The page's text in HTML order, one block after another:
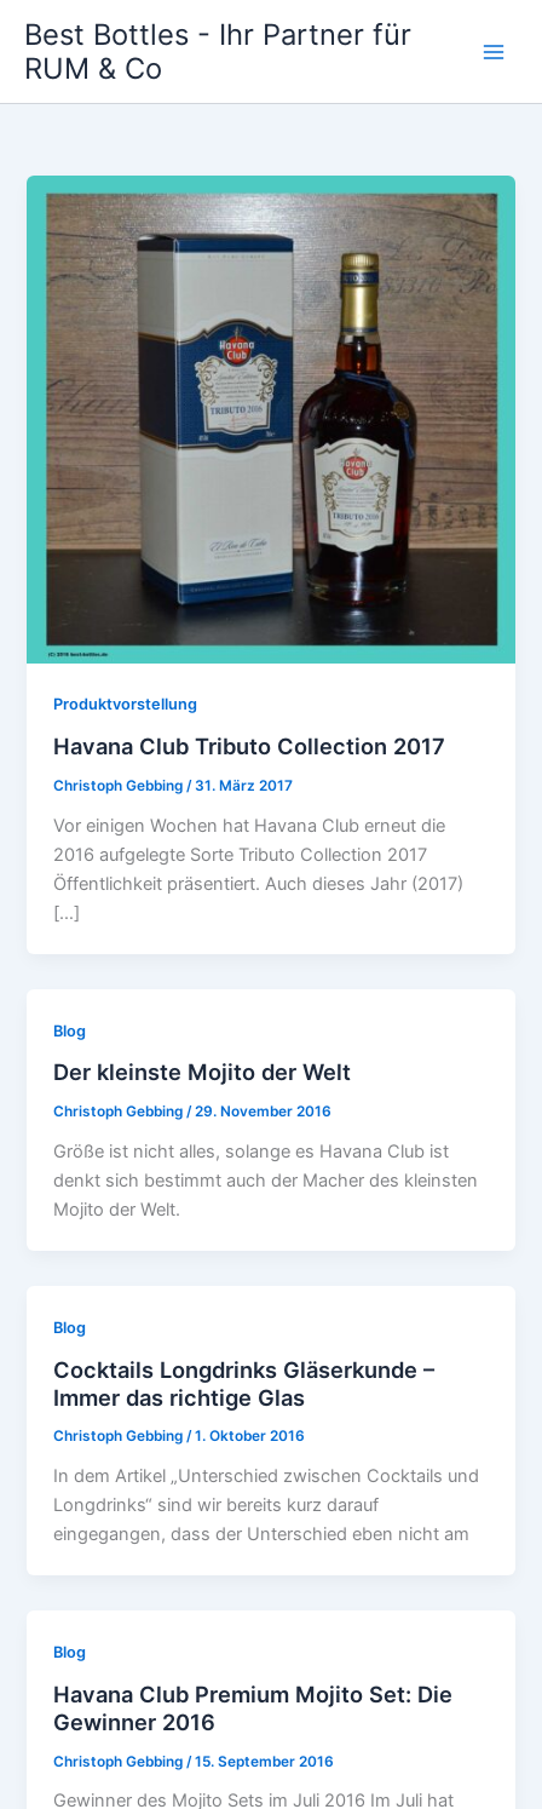
Inhalt
springen
Best Bottles - Ihr Partner für
RUM & Co
Produktvorstellung
Havana Club Tributo Collection 2017
Christoph Gebbing/31. März 2017
Vor einigen Wochen hat Havana Club erneut die
2016 aufgelegte Sorte Tributo Collection 2017
Öffentlichkeit präsentiert. Auch dieses Jahr (2017)
[…]
Blog
Der kleinste Mojito der Welt
Christoph Gebbing/29. November 2016
Größe ist nicht alles, solange es Havana Club ist
denkt sich bestimmt auch der Macher des kleinsten
Mojito der Welt.
Blog
Cocktails Longdrinks Gläserkunde –
Immer das richtige Glas
Christoph Gebbing/1. Oktober 2016
In dem Artikel „Unterschied zwischen Cocktails und
Longdrinks“ sind wir bereits kurz darauf
eingegangen, dass der Unterschied eben nicht am
Blog
Havana Club Premium Mojito Set: Die
Gewinner 2016
Christoph Gebbing /15. September 2016
Gewinner des Mojito Sets im Juli 2016 Im Juli hat